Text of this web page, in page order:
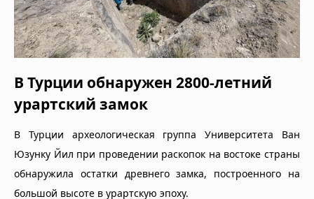
В Турции обнаружен 2800-летний
урартский замок
В Турции археологическая группа Университета Ван
Юзунку Йил при проведении раскопок на востоке страны
обнаружила остатки древнего замка, построенного на
большой высоте в урартскую эпоху.